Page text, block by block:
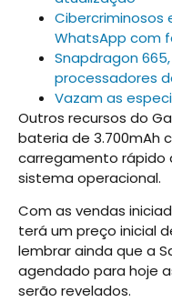
Cibercriminosos
WhatsApp com
Snapdragon
processadores
Vazam as
Outros recursos do
bateria de 3.700mAh
carregamento rápido
sistema operacional.
Com as vendas
terá um preço inicial
lembrar ainda que a
agendado para hoje
serão revelados.